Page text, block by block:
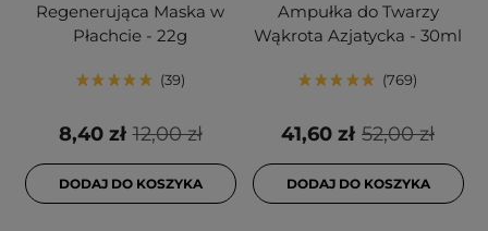
Regenerująca Maska w
Płachcie - 22g
39
12,00 zł
8,40 zł
DODAJ DO KOSZYKA
Ampułka do Twarzy
Wąkrota Azjatycka - 30ml
769
52,00 zł
41,60 zł
DODAJ DO KOSZYKA